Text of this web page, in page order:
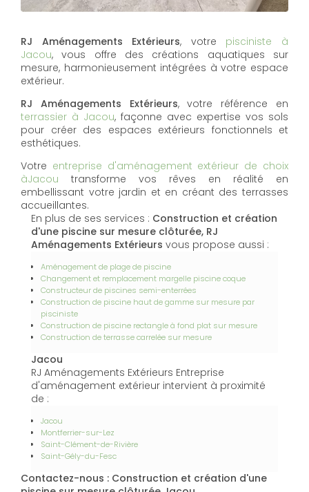
RJ Aménagements Extérieurs, votre pisciniste à
Jacou, vous offre des créations aquatiques sur
mesure, harmonieusement intégrées à votre espace
extérieur.
RJ Aménagements Extérieurs, votre référence en
terrassier à Jacou, façonne avec expertise vos sols
pour créer des espaces extérieurs fonctionnels et
esthétiques.
Votre entreprise d'aménagement extérieur de choix
àJacou transforme vos rêves en réalité en
embellissant votre jardin et en créant des terrasses
accueillantes.
En plus de ses services : Construction et création
d'une piscine sur mesure clôturée, RJ
Aménagements Extérieurs vous propose aussi :
Aménagement de plage de piscine
Changement et remplacement margelle piscine coque
Constructeur de piscines semi-enterrées
Construction de piscine haut de gamme sur mesure par
pisciniste
Construction de piscine rectangle à fond plat sur mesure
Construction de terrasse carrelée sur mesure
Jacou
RJ Aménagements Extérieurs Entreprise
d'aménagement extérieur intervient à proximité
de :
Jacou
Montferrier-sur-Lez
Saint-Clément-de-Rivière
Saint-Gély-du-Fesc
Contactez-nous : Construction et création d'une